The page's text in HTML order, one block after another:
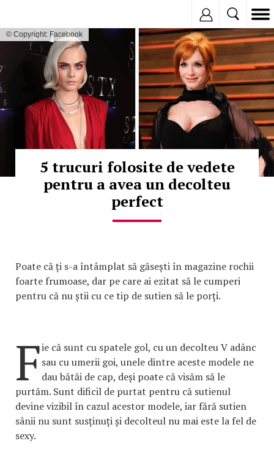
© Copyright: Facebook
5 trucuri folosite de vedete
pentru a avea un decolteu
perfect
Poate că ți s-a întâmplat să găsești în magazine rochii
foarte frumoase, dar pe care ai ezitat să le cumperi
pentru că nu știi cu ce tip de sutien să le porți.
Fie că sunt cu spatele gol, cu un decolteu V adânc
sau cu umerii goi, unele dintre aceste modele ne
dau bătăi de cap, deși poate că visăm să le
purtăm. Sunt dificil de purtat pentru că sutienul
devine vizibil în cazul acestor modele, iar fără sutien
sânii nu sunt susținuți și decolteul nu mai este la fel de
sexy.